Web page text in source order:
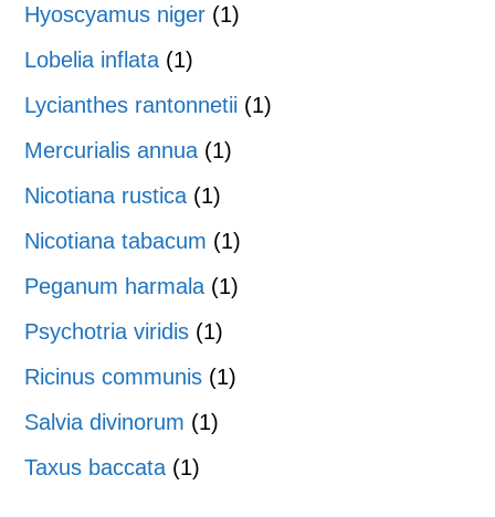
Hyoscyamus niger (1)
Lobelia inflata (1)
Lycianthes rantonnetii (1)
Mercurialis annua (1)
Nicotiana rustica (1)
Nicotiana tabacum (1)
Peganum harmala (1)
Psychotria viridis (1)
Ricinus communis (1)
Salvia divinorum (1)
Taxus baccata (1)